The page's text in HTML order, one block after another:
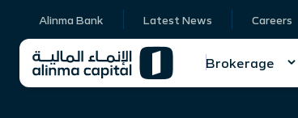
Alinma Bank Latest News Careers
Brokerage